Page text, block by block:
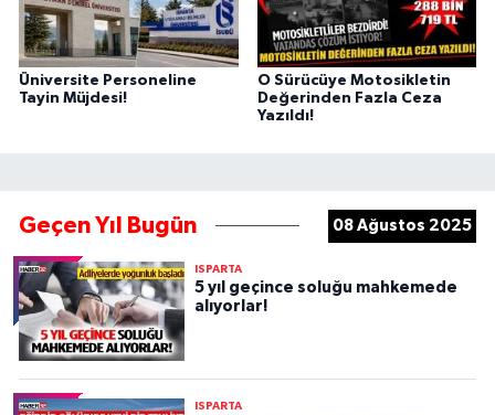
Üniversite Personeline
Tayin Müjdesi!
O Sürücüye Motosikletin
Değerinden Fazla Ceza
Yazıldı!
Geçen Yıl Bugün 08 Ağustos 2025
ISPARTA
5 yıl geçince soluğu mahkemede
alıyorlar!
ISPARTA